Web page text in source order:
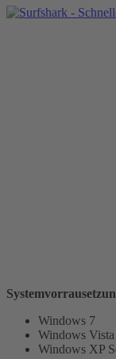
Windows 7
Windows Vista
Windows XP